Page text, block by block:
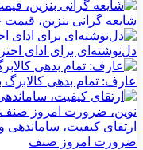
شایعه گرانی بنزین، قیمت
دل‌نوشته‌ای برای ادای
عارف: تمام بدهی
ارتقای کیفیت،
ضرورت امروز صنف